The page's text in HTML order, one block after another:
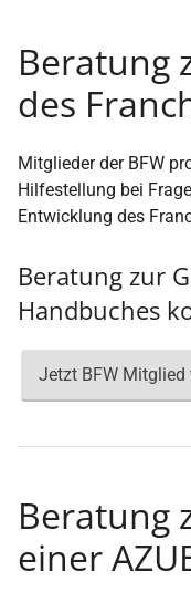
Beratung
des
Mitglieder der BFW
Hilfestellung bei
Entwicklung des
Beratung zur
Handbuches
Jetzt BFW Mitglied
Beratung
einer